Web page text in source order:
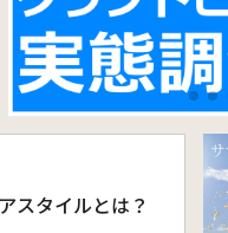
スタイルとは？